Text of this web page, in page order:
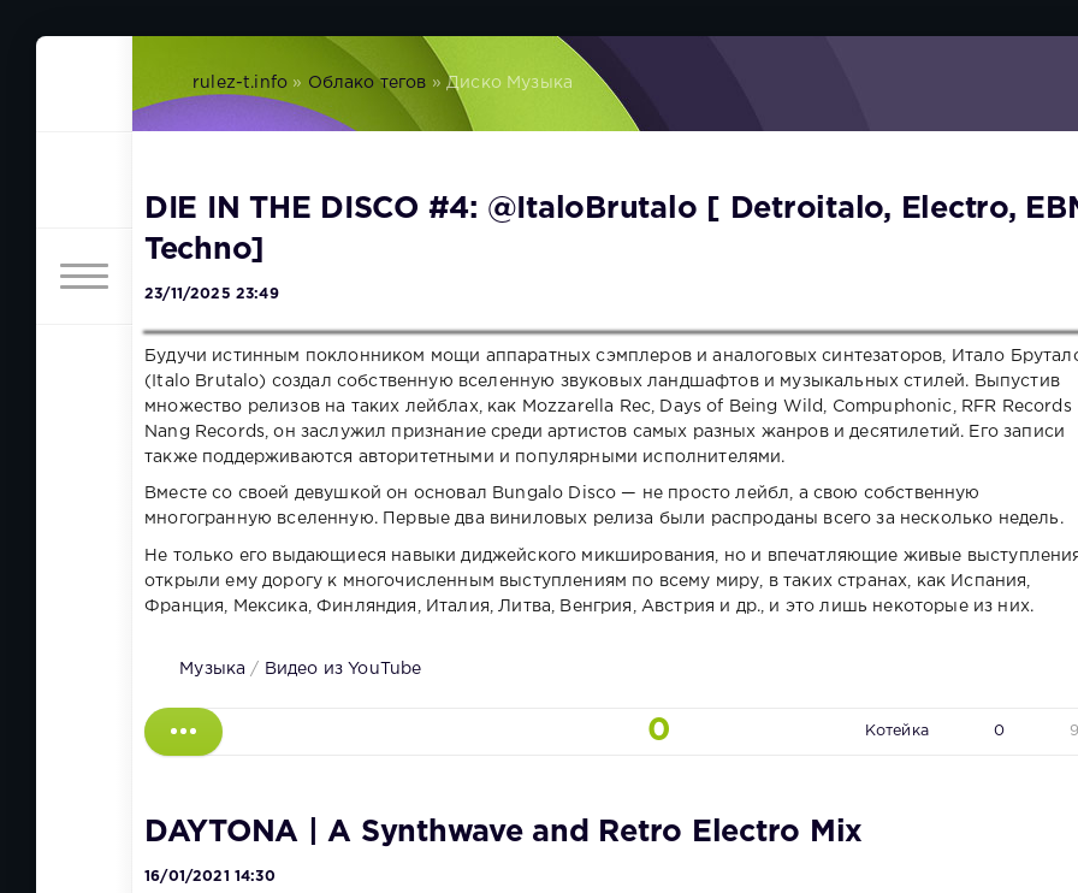
rulez-t.info » Облако тегов » Диско Музыка
DIE IN THE DISCO #4: ‪@ItaloBrutalo‬ [ Detroitalo, Electro,
Techno]
23/11/2025 23:49
Будучи истинным поклонником мощи аппаратных сэмплеров и аналоговых синтезаторов, Итало
(Italo Brutalo) создал собственную вселенную звуковых ландшафтов и музыкальных стилей. Выпустив
множество релизов на таких лейблах, как Mozzarella Rec, Days of Being Wild, Compuphonic, RFR Records
Nang Records, он заслужил признание среди артистов самых разных жанров и десятилетий. Его записи
также поддерживаются авторитетными и популярными исполнителями.
Вместе со своей девушкой он основал Bungalo Disco — не просто лейбл, а свою собственную
многогранную вселенную. Первые два виниловых релиза были распроданы всего за несколько недель.
Не только его выдающиеся навыки диджейского микширования, но и впечатляющие живые
открыли ему дорогу к многочисленным выступлениям по всему миру, в таких странах, как Испания,
Франция, Мексика, Финляндия, Италия, Литва, Венгрия, Австрия и др., и это лишь некоторые из них.
Музыка / Видео из YouTube
0 Котейка 0
DAYTONA | A Synthwave and Retro Electro Mix
16/01/2021 14:30